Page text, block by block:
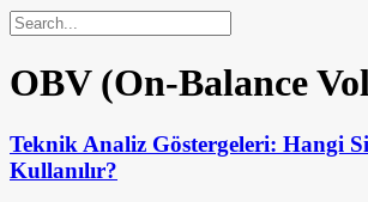
OBV (On-Balance
Teknik Analiz Göstergeleri: Hangi
Kullanılır?